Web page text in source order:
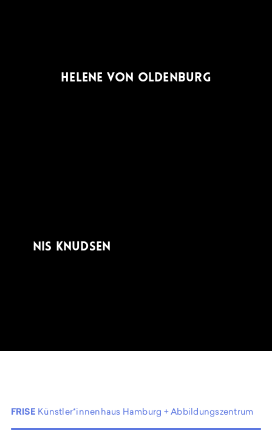
HELENE VON OLDENBURG
NIS KNUDSEN
FRISE Künstler*innenhaus Hamburg + Abbildungszentrum